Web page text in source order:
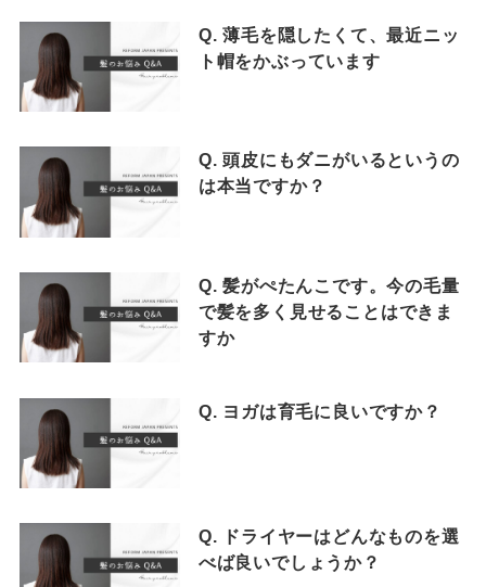
Q. 薄毛を隠したくて、最近ニッ
ト帽をかぶっています
Q. 頭皮にもダニがいるというの
は本当ですか？
Q. 髪がぺたんこです。今の毛量
で髪を多く見せることはできま
すか
Q. ヨガは育毛に良いですか？
Q. ドライヤーはどんなものを選
べば良いでしょうか？